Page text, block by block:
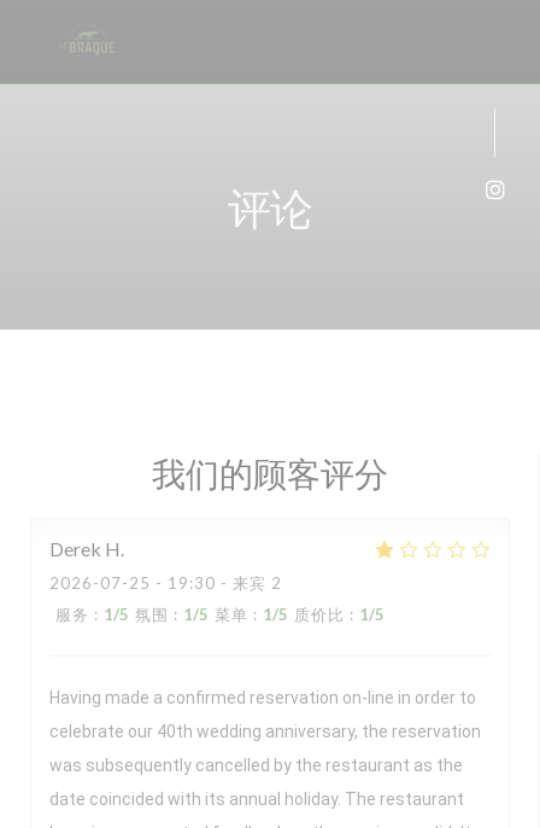
评论
我们的顾客评分
Derek H
2026-07-25 - 19:30 - 来宾 2
服务 : 1/5 氛围 : 1/5 菜单 : 1/5 质价比 : 1/5
Having made a confirmed reservation on-line in order to
celebrate our 40th wedding anniversary, the reservation
was subsequently cancelled by the restaurant as the
date coincided with its annual holiday. The restaurant